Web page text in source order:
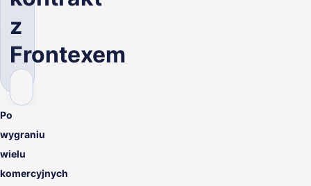
z
Frontexem
Po
wygraniu
wielu
komercyjnych